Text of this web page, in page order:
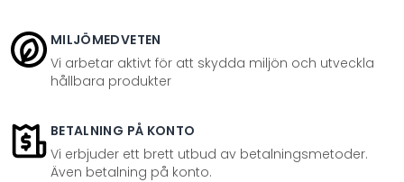
MILJÖMEDVETEN
Vi arbetar aktivt för att skydda miljön och utveckla
hållbara produkter
BETALNING PÅ KONTO
Vi erbjuder ett brett utbud av betalningsmetoder.
Även betalning på konto.